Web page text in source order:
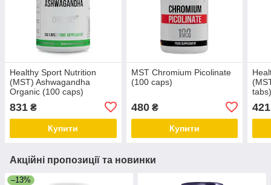
Healthy Sport Nutrition
(MST) Ashwagandha
Organic (100 caps)
831 ₴
Купити
MST Chromium Picolinate
(100 caps)
480₴
Купити
421
Акційні пропозиції та новинки
–13%